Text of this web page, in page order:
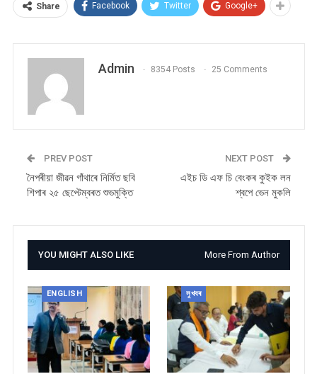
Share Facebook Twitter Google+
Admin 8354 Posts 25 Comments
PREV POST
নৈপৰীয়া জীৱন গাঁথাৰে নিৰ্মিত ছবি
শিপাৰ ২৫ ছেপ্টেম্বৰত শুভমুক্তি
NEXT POST
এইচ ডি এফ চি বেংকৰ কুইক লন
শ্বপে ভেন মুকলি
YOU MIGHT ALSO LIKE More From Author
ENGLISH সুখবৰ